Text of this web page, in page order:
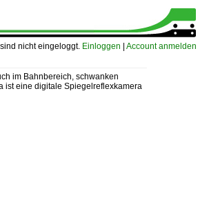
nicht eingeloggt. Einloggen Account anmelden
im Bahnbereich, schwanken
ist eine digitale Spiegelreflexkamera